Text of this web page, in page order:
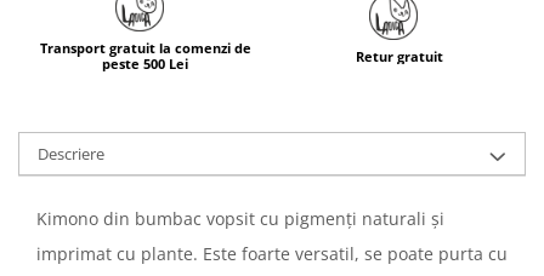
Transport gratuit la comenzi de
peste 500 Lei
Retur gratuit
Descriere
Kimono din bumbac vopsit cu pigmenți naturali și
imprimat cu plante. Este foarte versatil, se poate purta cu